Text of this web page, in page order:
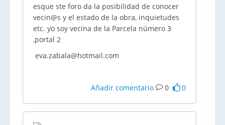
esque ste foro da la posibilidad de conocer
vecin@s y el estado de la obra, inquietudes
etc. yo soy vecina de la Parcela número 3
,portal 2
eva.zabala@hotmail.com
Añadir comentario 0 0